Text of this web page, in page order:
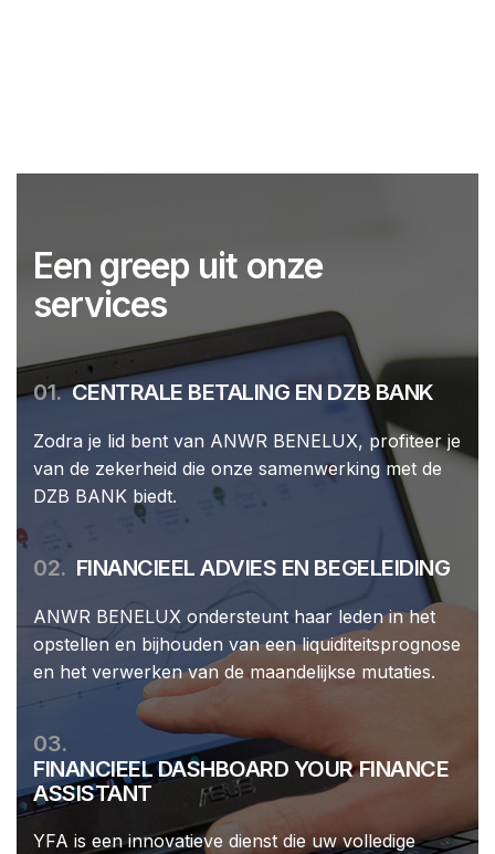
Een greep uit onze
services
01. CENTRALE BETALING EN DZB BANK
Zodra je lid bent van ANWR BENELUX, profiteer je
van de zekerheid die onze samenwerking met de
DZB BANK biedt.
02. FINANCIEEL ADVIES EN BEGELEIDING
ANWR BENELUX ondersteunt haar leden in het
opstellen en bijhouden van een liquiditeitsprognose
en het verwerken van de maandelijkse mutaties.
03.
FINANCIEEL DASHBOARD YOUR FINANCE
ASSISTANT
YFA is een innovatieve dienst die uw volledige